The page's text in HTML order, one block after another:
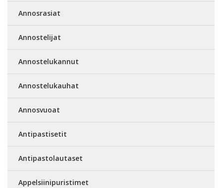
Annosrasiat
Annostelijat
Annostelukannut
Annostelukauhat
Annosvuoat
Antipastisetit
Antipastolautaset
Appelsiinipuristimet